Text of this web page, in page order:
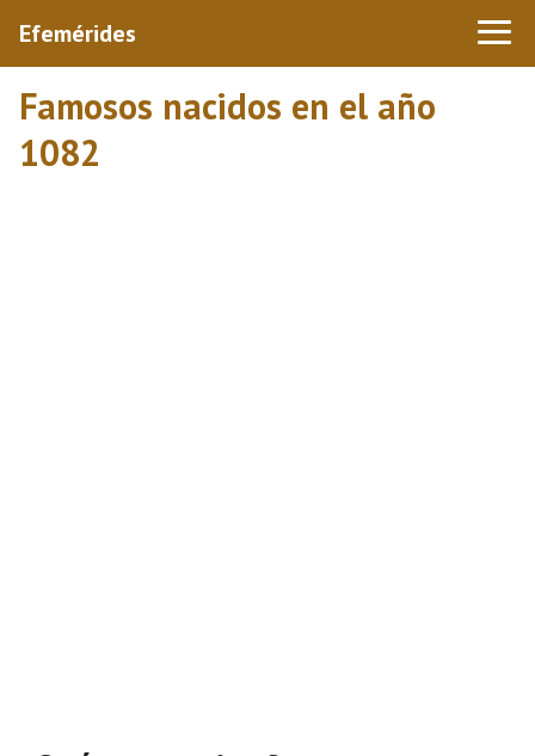
Efemérides
Famosos nacidos en el año
1082